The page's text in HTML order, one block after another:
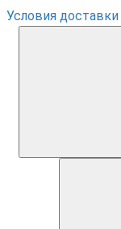
Условия доставки